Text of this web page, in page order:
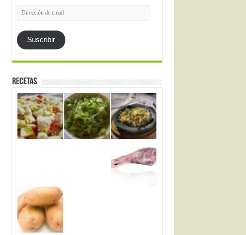
Dirección
de
email
Suscribir
Recetas